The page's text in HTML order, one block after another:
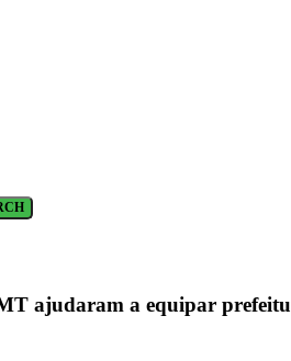
ajudaram a equipar